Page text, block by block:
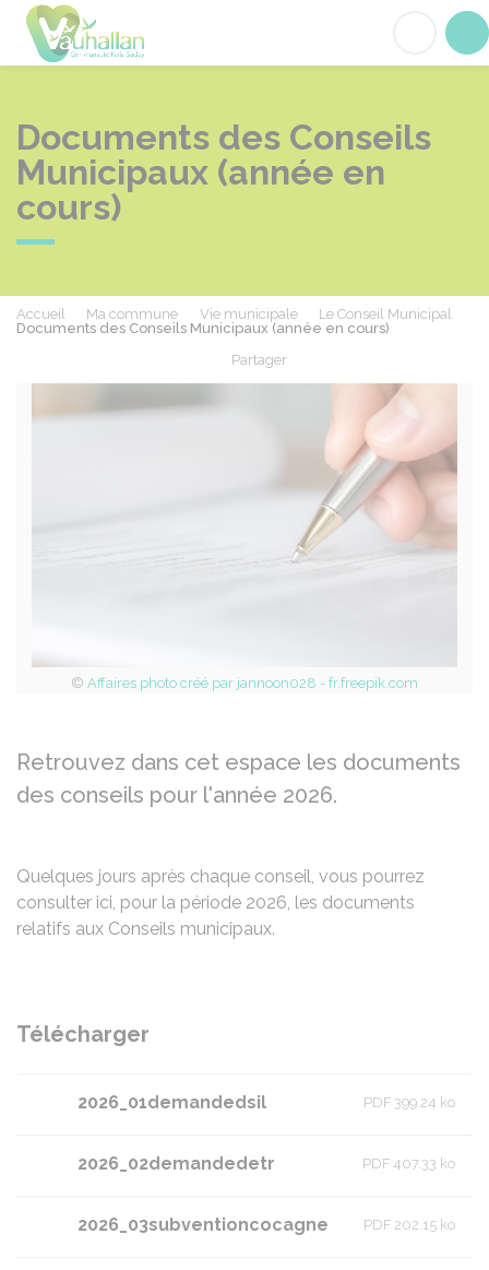
Documents des Conseils
Municipaux (année en
cours)
Accueil Ma commune Vie municipale
Le Conseil Municipal
Documents des Conseils Municipaux (année en cours)
Partager
© Affaires photo créé par jannoon028 - fr.freepik.com
Retrouvez dans cet espace les documents
des conseils pour l'année 2026.
Quelques jours après chaque conseil, vous pourrez
consulter ici, pour la période 2026, les documents
relatifs aux Conseils municipaux.
Télécharger
2026_01demandedsil PDF 399.24 ko
2026_02demandedetr PDF 407.33 ko
2026_03subventioncocagne PDF 202.15 ko